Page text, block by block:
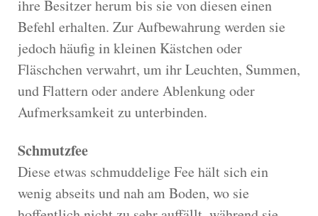
ihre Besitzer herum bis sie von diesen einen
Befehl erhalten. Zur Aufbewahrung werden sie
jedoch häufig in kleinen Kästchen oder
Fläschchen verwahrt, um ihr Leuchten, Summen,
und Flattern oder andere Ablenkung oder
Aufmerksamkeit zu unterbinden.
Schmutzfee
Diese etwas schmuddelige Fee hält sich ein
wenig abseits und nah am Boden, wo sie